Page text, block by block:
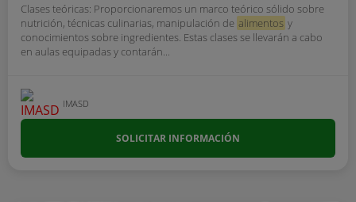
Clases teóricas: Proporcionaremos un marco teórico sólido sobre
nutrición, técnicas culinarias, manipulación de alimentos y
conocimientos sobre ingredientes. Estas clases se llevarán a cabo
en aulas equipadas y contarán...
IMASD
SOLICITAR INFORMACIÓN